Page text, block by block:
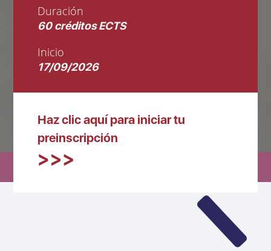
Duración
60 créditos ECTS
Inicio
17/09/2026
Haz clic aquí para iniciar tu
preinscripción